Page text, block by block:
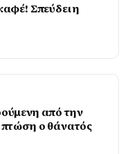
Σπεύδει η
από την
ο θάνατός